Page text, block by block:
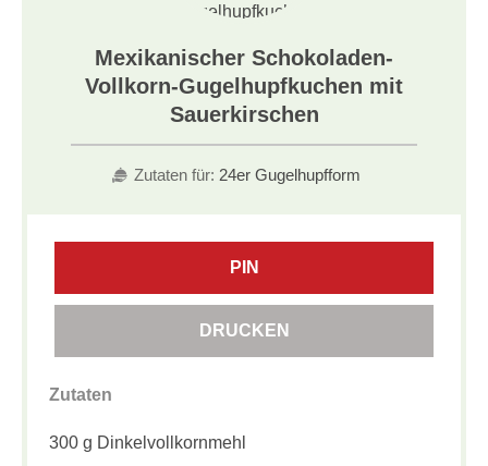
Mexikanischer Schokoladen-
Vollkorn-Gugelhupfkuchen mit
Sauerkirschen
Zutaten für: 24er Gugelhupfform
PIN
DRUCKEN
Zutaten
300 g Dinkelvollkornmehl